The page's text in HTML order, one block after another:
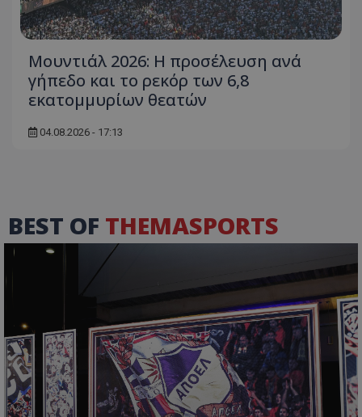
Μουντιάλ 2026: Η προσέλευση ανά
γήπεδο και το ρεκόρ των 6,8
εκατομμυρίων θεατών
04.08.2026 - 17:13
BEST OF THEMASPORTS